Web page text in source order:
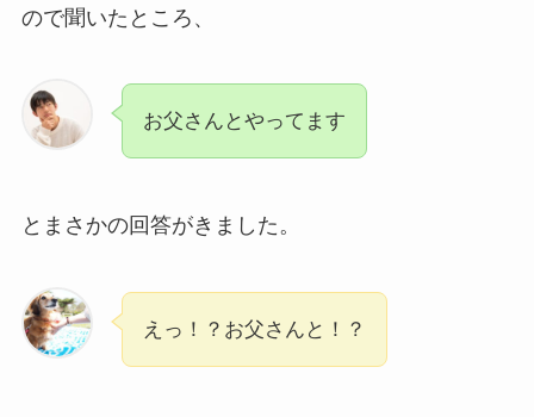
ので聞いたところ、
お父さんとやってます
とまさかの回答がきました。
えっ！？お父さんと！？